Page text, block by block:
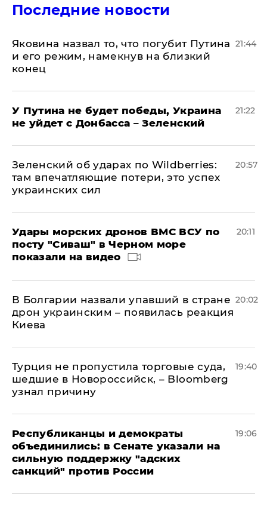
Последние новости
Яковина назвал то, что погубит Путина
и его режим, намекнув на близкий
конец
21:44
У Путина не будет победы, Украина
не уйдет с Донбасса – Зеленский
21:22
Зеленский об ударах по Wildberries:
там впечатляющие потери, это успех
украинских сил
20:57
Удары морских дронов ВМС ВСУ по
посту "Сиваш" в Черном море
показали на видео
20:11
В Болгарии назвали упавший в стране
дрон украинским – появилась реакция
Киева
20:02
Турция не пропустила торговые суда,
шедшие в Новороссийск, – Bloomberg
узнал причину
19:40
Республиканцы и демократы
объединились: в Сенате указали на
сильную поддержку "адских
санкций" против России
19:06